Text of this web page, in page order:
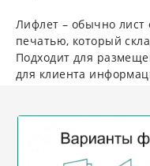
Лифлет – обычно лист
печатью, который
Подходит для
для клиента